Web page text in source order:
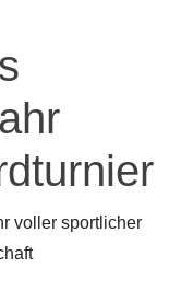
voller sportlicher